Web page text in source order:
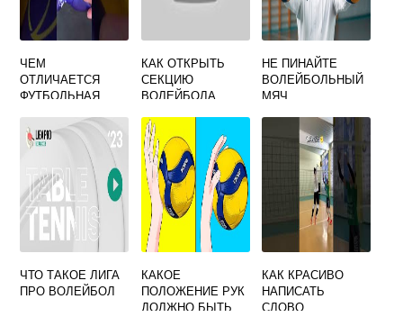
ЧЕМ
ОТЛИЧАЕТСЯ
ФУТБОЛЬНАЯ
ВОЛЕЙБОЛЬНОЙ
КАК ОТКРЫТЬ
СЕКЦИЮ
ВОЛЕЙБОЛА
НЕ ПИНАЙТЕ
ВОЛЕЙБОЛЬНЫЙ
МЯЧ
ЧТО ТАКОЕ ЛИГА
ПРО ВОЛЕЙБОЛ
КАКОЕ
ПОЛОЖЕНИЕ РУК
ДОЛЖНО БЫТЬ
КАК КРАСИВО
НАПИСАТЬ
СЛОВО